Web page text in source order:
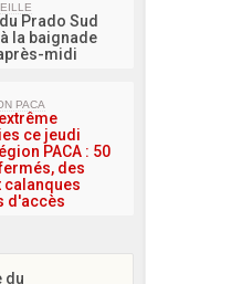
Prado Sud
la baignade
midi
PACA
ce jeudi
PACA : 50
des
calanques
d'accès
du